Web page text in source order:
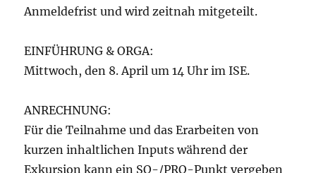
Anmeldefrist und wird zeitnah mitgeteilt.
EINFÜHRUNG & ORGA:
Mittwoch, den 8. April um 14 Uhr im ISE.
ANRECHNUNG:
Für die Teilnahme und das Erarbeiten von
kurzen inhaltlichen Inputs während der
Exkursion kann ein SQ-/PRO-Punkt vergeben